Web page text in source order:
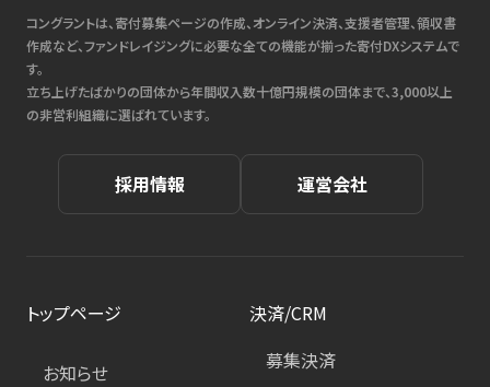
コングラントは、寄付募集ページの作成、オンライン決済、支援者管理、領収書
作成など、ファンドレイジングに必要な全ての機能が揃った寄付DXシステムで
す。
立ち上げたばかりの団体から年間収入数十億円規模の団体まで、3,000以上
の非営利組織に選ばれています。
採用情報 運営会社
トップページ
お知らせ
決済/CRM
募集決済